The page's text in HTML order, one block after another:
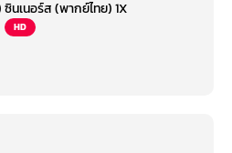
นเนอร์ส (พากย์ไทย) 1X
HD